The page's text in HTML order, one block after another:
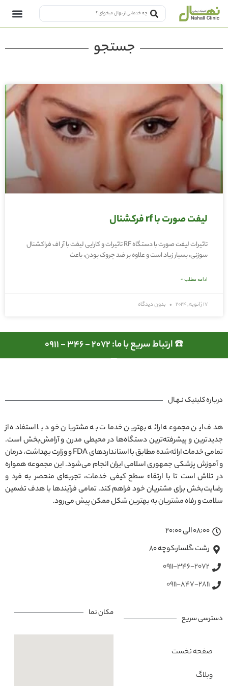
جستجو
لیفت صورت با rf فرکشنال
تاثیرات لیفت صورت با دستگاه RF تاثیرات و کارایی لیفت با آر اف فراکشنال
سوزنی، بسیار زیاد است و علاوه بر ضد چروک بودن، باعث
ادامه مطلب »
17 ژانویه, 2024 بدون دیدگاه
☎️ ارتباط سریع با ما: 2072 - 346 - 0911
درباره کلینیک نـهـال
هدف این مجموعه ارائه بهترین خدمات به مشتریان خود با استفاده از
جدیدترین و پیشرفته‌ترین دستگاه‌ها در محیطی مدرن و آرامش‌بخش است.
تمامی خدمات ارائه‌شده مطابق با استانداردهای FDA و وزارت بهداشت، درمان
و آموزش پزشکی جمهوری اسلامی ایران انجام می‌شود. این مجموعه همواره
در تلاش است تا با ارتقاء سطح کیفی خدمات، تجربه‌ای منحصر به فرد و
رضایت‌بخش برای مشتریان خود فراهم کند. تمامی فرآیندها با هدف تضمین
سلامت و رفاه مشتریان به بهترین شکل ممکن پیش می‌رود.
08:00 الی 20:00
رشت ،گلسار،کوچه ۸۰
0911-346-2072
0911-847-2811
دسترسی سریع
صفحه نخست
وبلاگ
مکان نما